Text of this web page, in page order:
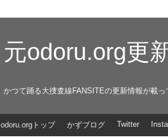
元odoru.org更
かつて踊る大捜査線FANSITEの更新情報が載っ
odoru.orgトップ かずブログ Twitter